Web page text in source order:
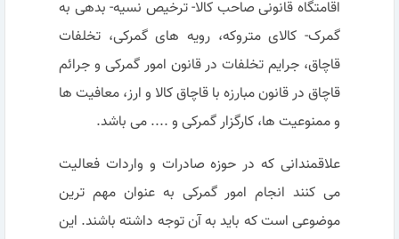
اقامتگاه قانونی صاحب کالا- ترخیص نسیه- بدهی به
گمرک- کالای متروکه، رویه های گمرکی، تخلفات
قاچاق، جرایم تخلفات در قانون امور گمرکی و جرائم
قاچاق در قانون مبارزه با قاچاق کالا و ارز، معافیت ها
و ممنوعیت ها، کارگزار گمرکی و .... می باشد.
علاقمندانی که در حوزه صادرات و واردات فعالیت
می کنند انجام امور گمرکی به عنوان مهم ترین
موضوعی است که باید به آن توجه داشته باشند. این